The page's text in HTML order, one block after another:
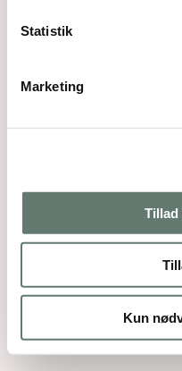
Statistik
Marketing
Tillad
Kun